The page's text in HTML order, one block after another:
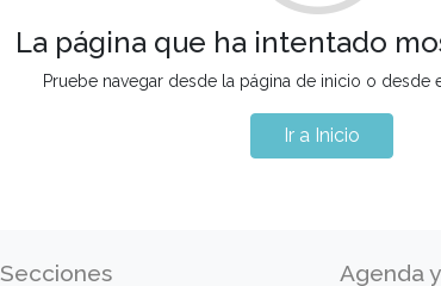
La página que ha intentado
Pruebe navegar desde la página de inicio o desde
Ir a Inicio
Secciones Agenda